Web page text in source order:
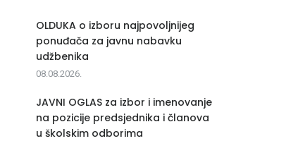
OLDUKA o izboru najpovoljnijeg
ponuđača za javnu nabavku
udžbenika
08.08.2026.
JAVNI OGLAS za izbor i imenovanje
na pozicije predsjednika i članova
u školskim odborima